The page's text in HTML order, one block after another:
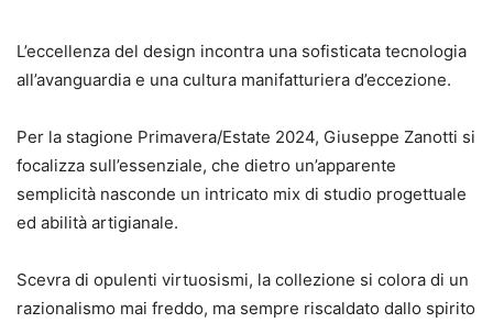
L’eccellenza del design incontra una sofisticata tecnologia
all’avanguardia e una cultura manifatturiera d’eccezione.
Per la stagione Primavera/Estate 2024, Giuseppe Zanotti si
focalizza sull’essenziale, che dietro un’apparente
semplicità nasconde un intricato mix di studio progettuale
ed abilità artigianale.
Scevra di opulenti virtuosismi, la collezione si colora di un
razionalismo mai freddo, ma sempre riscaldato dallo spirito